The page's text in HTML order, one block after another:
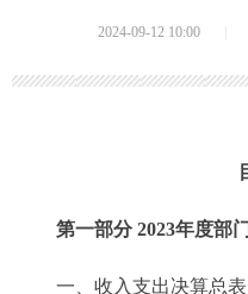
2024-09-12 10:00
第一部分 2023年度部
一、收入支出决算总表